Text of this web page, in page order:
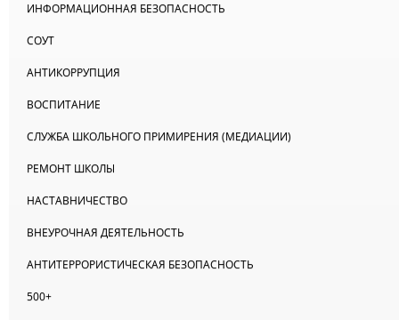
ИНФОРМАЦИОННАЯ БЕЗОПАСНОСТЬ
СОУТ
АНТИКОРРУПЦИЯ
ВОСПИТАНИЕ
СЛУЖБА ШКОЛЬНОГО ПРИМИРЕНИЯ (МЕДИАЦИИ)
РЕМОНТ ШКОЛЫ
НАСТАВНИЧЕСТВО
ВНЕУРОЧНАЯ ДЕЯТЕЛЬНОСТЬ
АНТИТЕРРОРИСТИЧЕСКАЯ БЕЗОПАСНОСТЬ
500+